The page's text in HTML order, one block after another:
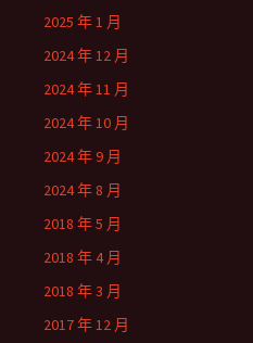
2025 年 1 月
2024 年 12 月
2024 年 11 月
2024 年 10 月
2024 年 9 月
2024 年 8 月
2018 年 5 月
2018 年 4 月
2018 年 3 月
2017 年 12 月